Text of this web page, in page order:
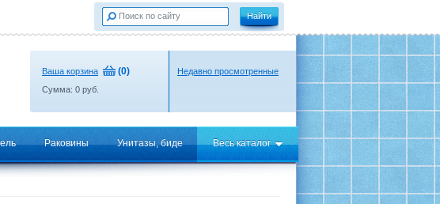
Ваша корзина (0)
Сумма: 0 руб.
Недавно просмотренные
Раковины Унитазы, биде Весь каталог